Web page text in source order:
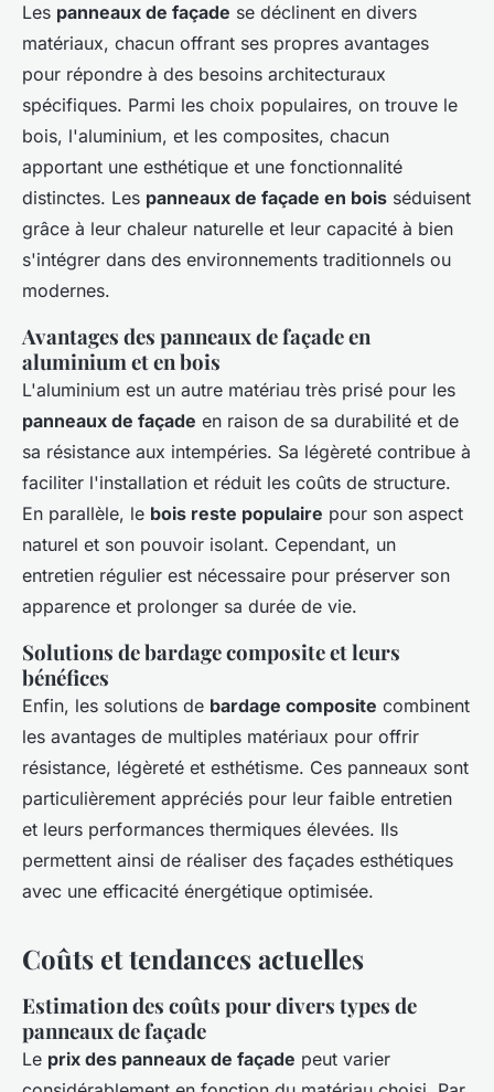
Les panneaux de façade se déclinent en divers
matériaux, chacun offrant ses propres avantages
pour répondre à des besoins architecturaux
spécifiques. Parmi les choix populaires, on trouve le
bois, l'aluminium, et les composites, chacun
apportant une esthétique et une fonctionnalité
distinctes. Les panneaux de façade en bois séduisent
grâce à leur chaleur naturelle et leur capacité à bien
s'intégrer dans des environnements traditionnels ou
modernes.
Avantages des panneaux de façade en
aluminium et en bois
L'aluminium est un autre matériau très prisé pour les
panneaux de façade en raison de sa durabilité et de
sa résistance aux intempéries. Sa légèreté contribue à
faciliter l'installation et réduit les coûts de structure.
En parallèle, le bois reste populaire pour son aspect
naturel et son pouvoir isolant. Cependant, un
entretien régulier est nécessaire pour préserver son
apparence et prolonger sa durée de vie.
Solutions de bardage composite et leurs
bénéfices
Enfin, les solutions de bardage composite combinent
les avantages de multiples matériaux pour offrir
résistance, légèreté et esthétisme. Ces panneaux sont
particulièrement appréciés pour leur faible entretien
et leurs performances thermiques élevées. Ils
permettent ainsi de réaliser des façades esthétiques
avec une efficacité énergétique optimisée.
Coûts et tendances actuelles
Estimation des coûts pour divers types de
panneaux de façade
Le prix des panneaux de façade peut varier